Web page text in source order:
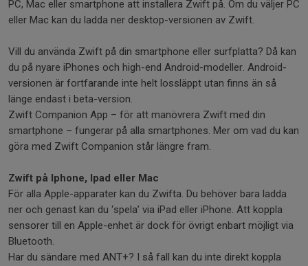
PC, Mac eller smartphone att installera Zwift på. Om du väljer PC
eller Mac kan du ladda ner desktop-versionen av Zwift.
Vill du använda Zwift på din smartphone eller surfplatta? Då kan
du på nyare iPhones och high-end Android-modeller. Android-
versionen är fortfarande inte helt lossläppt utan finns än så
länge endast i beta-version.
Zwift Companion App – för att manövrera Zwift med din
smartphone – fungerar på alla smartphones. Mer om vad du kan
göra med Zwift Companion står längre fram.
Zwift på Iphone, Ipad eller Mac
För alla Apple-apparater kan du Zwifta. Du behöver bara ladda
ner och genast kan du ‘spela’ via iPad eller iPhone. Att koppla
sensorer till en Apple-enhet är dock för övrigt enbart möjligt via
Bluetooth.
Har du sändare med ANT+? I så fall kan du inte direkt koppla